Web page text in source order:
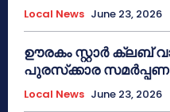
Local News June 23, 2026
ഊരകം സ്റ്റാർ ക്ലബ്
പുരസ്‌ക്കാര
Local News June 23, 2026